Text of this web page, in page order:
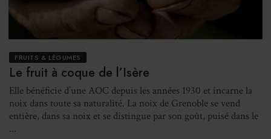
FRUITS & LÉGUMES
Le fruit à coque de l’Isère
Elle bénéficie d’une AOC depuis les années 1930 et incarne la
noix dans toute sa naturalité. La noix de Grenoble se vend
entière, dans sa noix et se distingue par son goût, puisé dans le
...